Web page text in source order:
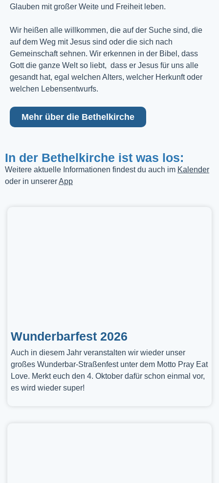
Glauben mit großer Weite und Freiheit leben.
Wir heißen alle willkommen, die auf der Suche sind, die
auf dem Weg mit Jesus sind oder die sich nach
Gemeinschaft sehnen. Wir erkennen in der Bibel, dass
Gott die ganze Welt so liebt, dass er Jesus für uns alle
gesandt hat, egal welchen Alters, welcher Herkunft oder
welchen Lebensentwurfs.
Mehr über die Bethelkirche
In der Bethelkirche ist was los:
Weitere aktuelle Informationen findest du auch im Kalender
oder in unsererApp
Wunderbarfest 2026
Auch in diesem Jahr veranstalten wir wieder unser
großes Wunderbar-Straßenfest unter dem Motto Pray Eat
Love. Merkt euch den 4. Oktober dafür schon einmal vor,
es wird wieder super!